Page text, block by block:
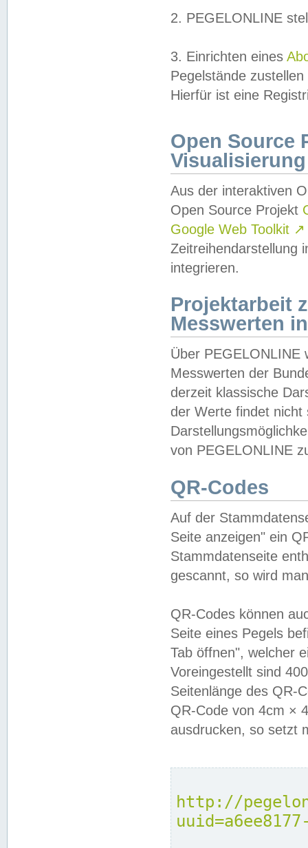
2. PEGELONLINE
3. Einrichten eines
Pegelstände
Hierfür ist eine
Open Source
Visualisierung
Aus der interaktiven
Open Source Projekt
Google Web Toolkit ↗
Zeitreihendarstellung
integrieren.
Projektarbeit
Messwerten
Über PEGELONLINE
Messwerten der
derzeit klassische
der Werte findet
von PEGELONLINE
QR-Codes
Auf der
Seite anzeigen" ein
Stammdatenseite
gescannt, so wird
QR-Codes können
Seite eines Pegels
Tab öffnen", welcher
Voreingestellt sind
Seitenlänge des QR-
QR-Code von 4cm ×
ausdrucken, so setzt
http://